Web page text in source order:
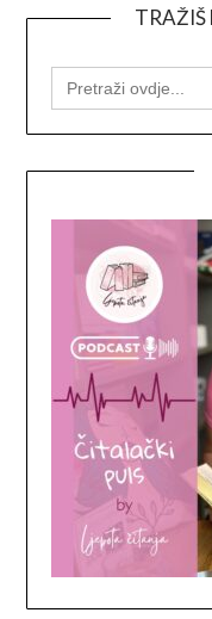
TRAŽIŠ
SEARCH
FOR: